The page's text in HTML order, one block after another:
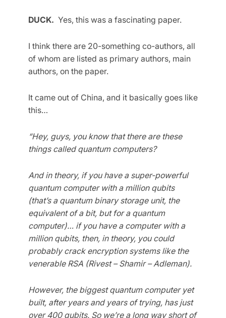
DUCK. Yes, this was a fascinating paper.
I think there are 20-something co-authors, all
of whom are listed as primary authors, main
authors, on the paper.
It came out of China, and it basically goes like
this…
“Hey, guys, you know that there are these
things called quantum computers?
And in theory, if you have a super-powerful
quantum computer with a million qubits
(that’s a quantum binary storage unit, the
equivalent of a bit, but for a quantum
computer)… if you have a computer with a
million qubits, then, in theory, you could
probably crack encryption systems like the
venerable RSA (Rivest – Shamir – Adleman).
However, the biggest quantum computer yet
built, after years and years of trying, has just
over 400 qubits. So we’re a long way short of